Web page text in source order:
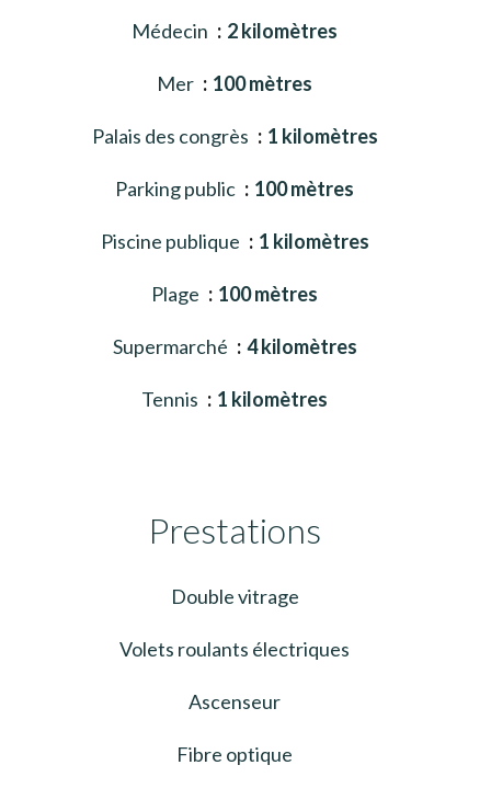
Médecin 2 kilomètres
Mer 100 mètres
Palais des congrès 1 kilomètres
Parking public 100 mètres
Piscine publique 1 kilomètres
Plage 100 mètres
Supermarché 4 kilomètres
Tennis 1 kilomètres
Prestations
Double vitrage
Volets roulants électriques
Ascenseur
Fibre optique